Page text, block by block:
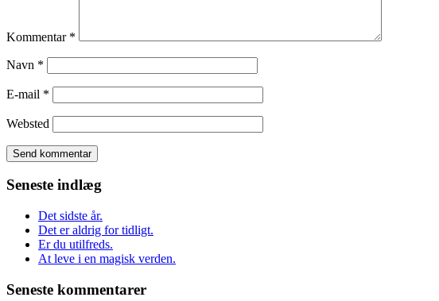
Kommentar *
Navn *
E-mail *
Websted
Seneste indlæg
Det sidste år.
Det er aldrig for tidligt.
Er du utilfreds.
At leve i en magisk verden.
Seneste kommentarer